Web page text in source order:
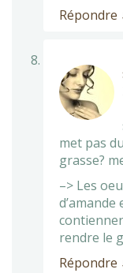
Répondre
met pas
grasse?
–> Les
rendre le
Répondre